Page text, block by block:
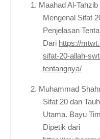
1. Maahad Al-
Mengenal Sifat
Penjelasan
Dari https://
sifat-20-allah-
tentangnya/
2. Muhammad
Sifat 20 dan
Utama. Bayu
Dipetik dari